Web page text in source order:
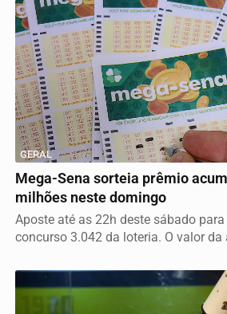
GERAL
Mega-Sena sorteia prêmio
milhões neste domingo
Aposte até as 22h deste sábado
concurso 3.042 da loteria. O valor da